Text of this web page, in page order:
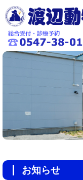
お知らせ